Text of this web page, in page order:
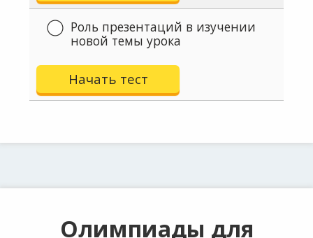
Роль презентаций в изучении
новой темы урока
Начать тест
Олимпиады для